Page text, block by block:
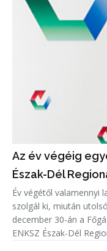
Az év végéig
Észak-Dél
Év végétől valamennyi
szolgál ki, miután
december 30-án a
ENKSZ Észak-Dél